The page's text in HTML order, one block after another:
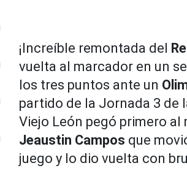
¡Increíble remontada del
vuelta al marcador en un
los tres puntos ante un
partido de la Jornada 3 de
Viejo León pegó primero al
Jeaustin Campos que
juego y lo dio vuelta con